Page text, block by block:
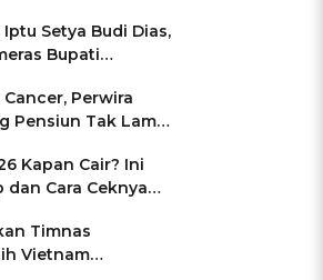
Jamin Keamanan
Setya Budi Dias,
Bupati
Perwira
Pensiun Tak Lama
Kapan Cair? Ini
Cara Ceknya
Timnas
Vietnam